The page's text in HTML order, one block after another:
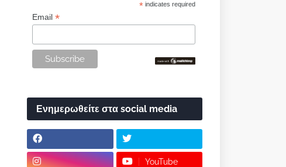
* indicates required
Email *
Ενημερωθείτε στα social media
YouTube